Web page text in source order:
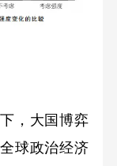
，大国博弈
球政治经济